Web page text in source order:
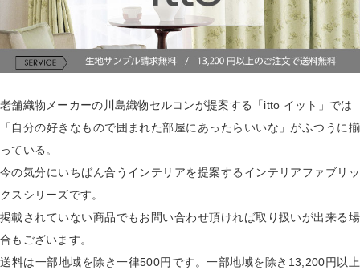
老舗織物メーカーの川島織物セルコンが提案する「itto イット」では
「自分の好きなもので囲まれた部屋にあったらいいな」がふつうに揃
っている。
今の気分にいちばん合うインテリアを提案するインテリアファブリッ
クスシリーズです。
掲載されていない商品でもお問い合わせ頂ければ取り扱いが出来る場
合もございます。
送料は一部地域を除き一律500円です。一部地域を除き13,200円以上